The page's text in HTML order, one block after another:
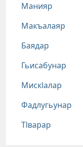
Манияр
Макъалаяр
Баядар
Гьисабунар
Мискlалар
Фадлугьунар
Тlварар